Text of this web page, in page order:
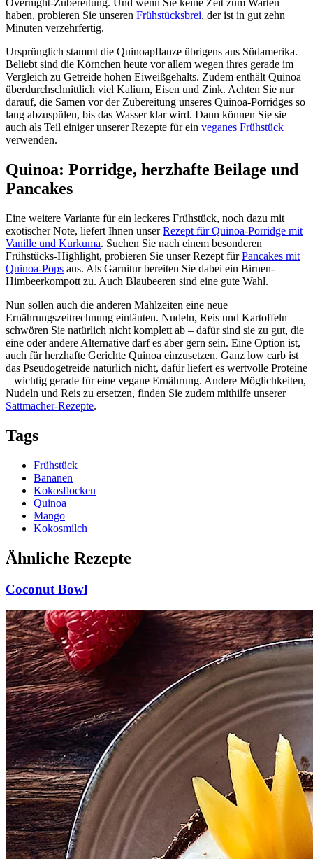
Overnight-Zubereitung. Und wenn Sie keine Zeit zum Warten
haben, probieren Sie unseren Frühstücksbrei, der ist in gut zehn
Minuten verzehrfertig.
Ursprünglich stammt die Quinoapflanze übrigens aus Südamerika.
Beliebt sind die Körnchen heute vor allem wegen ihres gerade im
Vergleich zu Getreide hohen Eiweißgehalts. Zudem enthält Quinoa
überdurchschnittlich viel Kalium, Eisen und Zink. Achten Sie nur
darauf, die Samen vor der Zubereitung unseres Quinoa-Porridges so
lang abzuspülen, bis das Wasser klar wird. Dann können Sie sie
auch als Teil einiger unserer Rezepte für ein veganes Frühstück
verwenden.
Quinoa: Porridge, herzhafte Beilage und
Pancakes
Eine weitere Variante für ein leckeres Frühstück, noch dazu mit
exotischer Note, liefert Ihnen unserRezept für Quinoa-Porridge mit
Vanille und Kurkuma. Suchen Sie nach einem besonderen
Frühstücks-Highlight, probieren Sie unser Rezept fürPancakes mit
Quinoa-Pops aus. Als Garnitur bereiten Sie dabei ein Birnen-
Himbeerkompott zu. Auch Blaubeeren sind eine gute Wahl.
Nun sollen auch die anderen Mahlzeiten eine neue
Ernährungszeitrechnung einläuten. Nudeln, Reis und Kartoffeln
schwören Sie natürlich nicht komplett ab – dafür sind sie zu gut, die
eine oder andere Alternative darf es aber gern sein. Eine Option ist,
auch für herzhafte Gerichte Quinoa einzusetzen. Ganz low carb ist
das Pseudogetreide natürlich nicht, dafür liefert es wertvolle Proteine
– wichtig gerade für eine vegane Ernährung. Andere Möglichkeiten,
Nudeln und Reis zu ersetzen, finden Sie zudem mithilfe unserer
Sattmacher-Rezepte.
Tags
Frühstück
Bananen
Kokosflocken
Quinoa
Mango
Kokosmilch
Ähnliche Rezepte
Coconut Bowl